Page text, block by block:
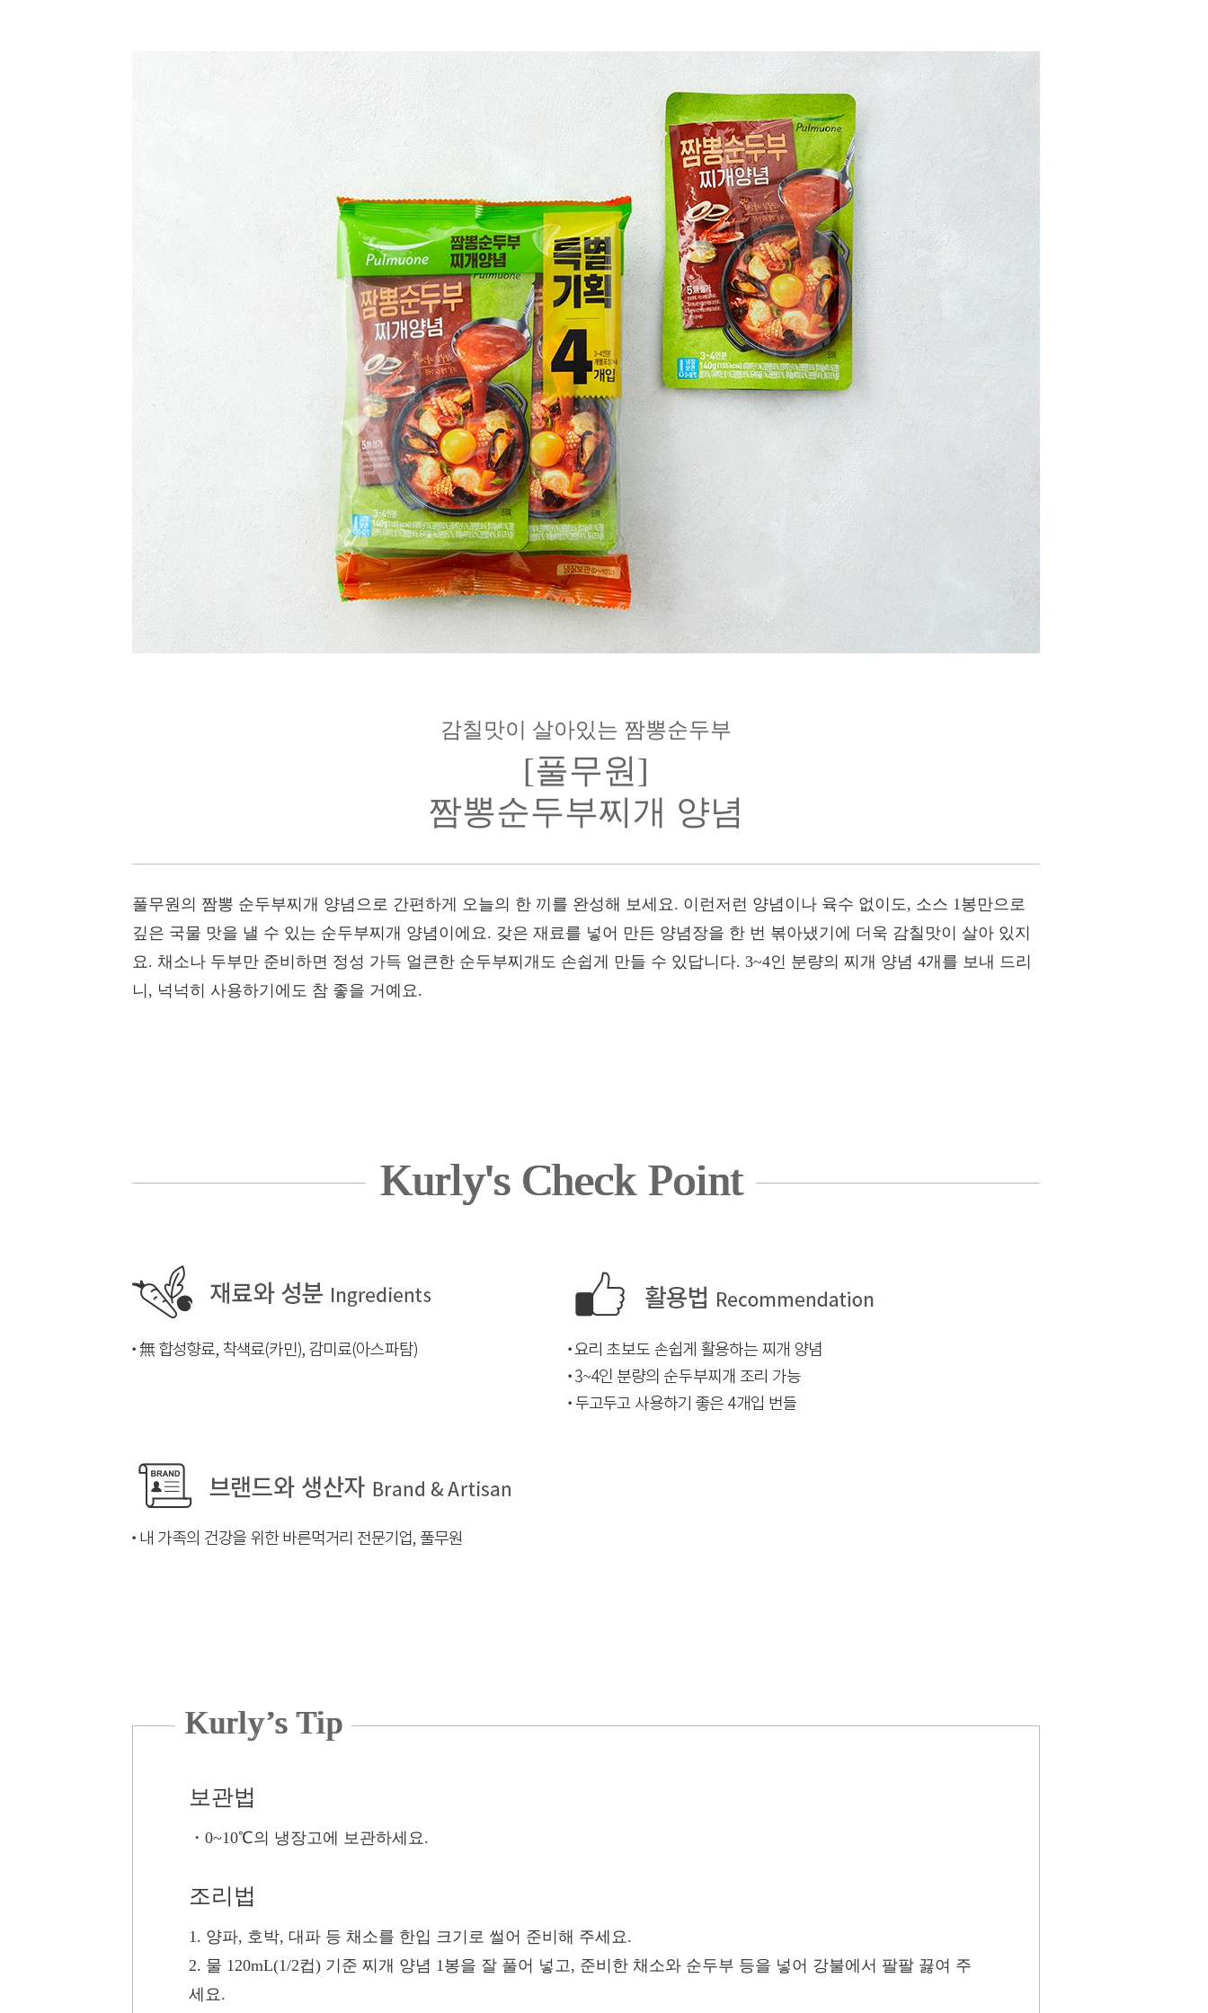
감칠맛이 살아있는 짬뽕순두부
[풀무원]
짬뽕순두부찌개 양념
풀무원의 짬뽕 순두부찌개 양념으로 간편하게 오늘의 한 끼를 완성해 보세요. 이런저런 양념이나 육수 없이도, 소스 1봉만으로
깊은 국물 맛을 낼 수 있는 순두부찌개 양념이에요. 갖은 재료를 넣어 만든 양념장을 한 번 볶아냈기에 더욱 감칠맛이 살아 있지
요. 채소나 두부만 준비하면 정성 가득 얼큰한 순두부찌개도 손쉽게 만들 수 있답니다. 3~4인 분량의 찌개 양념 4개를 보내 드리
니, 넉넉히 사용하기에도 참 좋을 거예요.
Kurly's Check Point
Kurly’s Tip
보관법
・ 0~10℃의 냉장고에 보관하세요.
조리법
1. 양파, 호박, 대파 등 채소를 한입 크기로 썰어 준비해 주세요.
2. 물 120mL(1/2컵) 기준 찌개 양념 1봉을 잘 풀어 넣고, 준비한 채소와 순두부 등을 넣어 강불에서 팔팔 끓여 주
세요.